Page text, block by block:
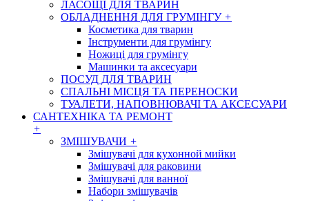
ЛАСОЩІ ДЛЯ ТВАРИН
ОБЛАДНЕННЯ ДЛЯ ГРУМІНГУ +
Косметика для тварин
Інструменти для грумінгу
Ножиці для грумінгу
Машинки та аксесуари
ПОСУД ДЛЯ ТВАРИН
СПАЛЬНІ МІСЦЯ ТА ПЕРЕНОСКИ
ТУАЛЕТИ, НАПОВНЮВАЧІ ТА АКСЕСУАРИ
САНТЕХНІКА ТА РЕМОНТ
+
ЗМІШУВАЧИ +
Змішувачі для кухонной мийки
Змішувачі для раковини
Змішувачі для ванної
Набори змішувачів